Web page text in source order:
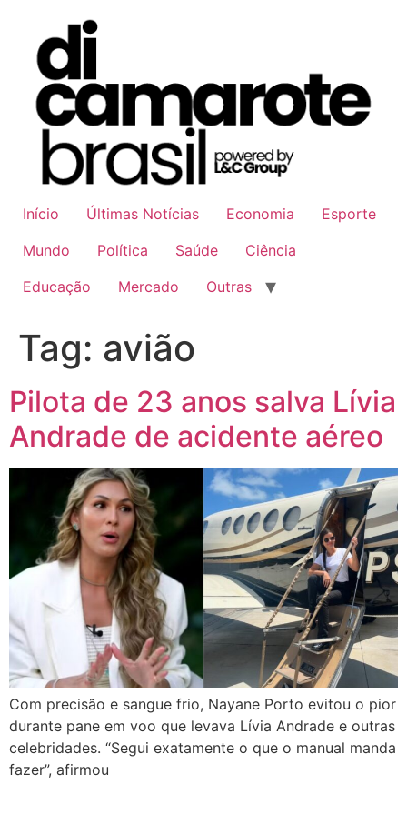
conteúdo
Início Últimas Notícias Economia
Esporte
Mundo
Política Saúde
Ciência
Educação
Mercado Outras
Tag: avião
Pilota de 23 anos salva Lívia
Andrade de acidente aéreo
Com precisão e sangue frio, Nayane Porto evitou o pior
durante pane em voo que levava Lívia Andrade e outras
celebridades. “Segui exatamente o que o manual manda
fazer”, afirmou